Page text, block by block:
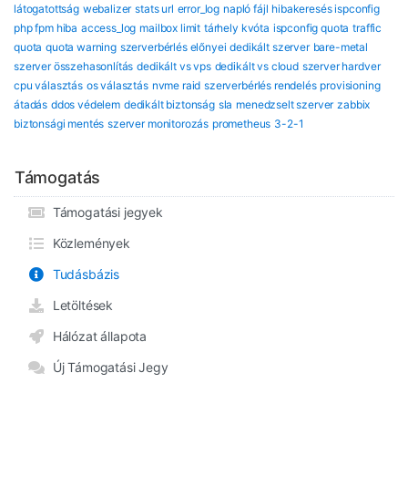
látogatottság webalizer stats url error_log napló fájl hibakeresés ispconfig
php fpm hiba access_log mailbox limit tárhely kvóta ispconfig quota traffic
quota quota warning szerverbérlés előnyei dedikált szerver bare-metal
szerver összehasonlítás dedikált vs vps dedikált vs cloud szerver hardver
cpu választás os választás nvme raid szerverbérlés rendelés provisioning
átadás ddos védelem dedikált biztonság sla menedzselt szerver zabbix
biztonsági mentés szerver monitorozás prometheus 3-2-1
Támogatás
Támogatási jegyek
Közlemények
Tudásbázis
Letöltések
Hálózat állapota
Új Támogatási Jegy